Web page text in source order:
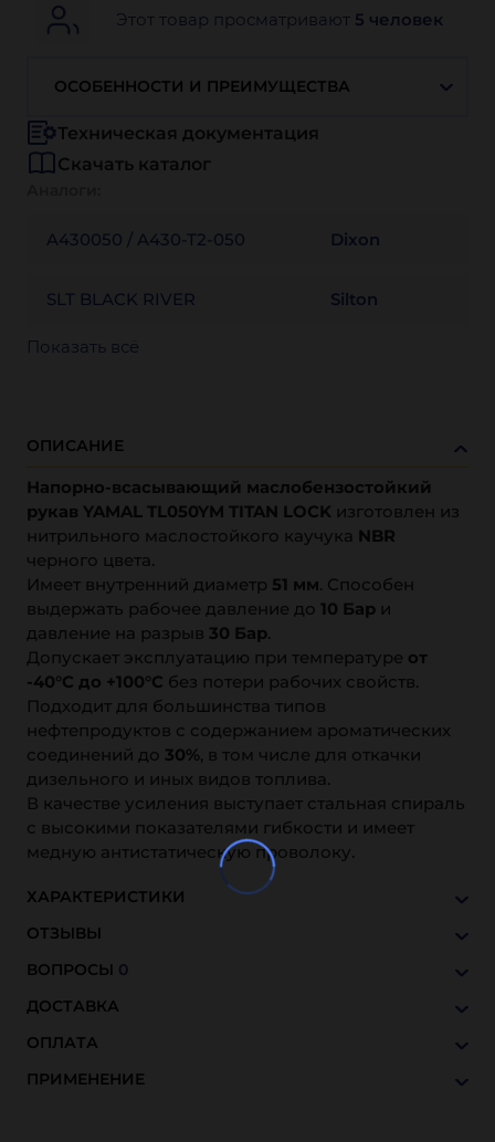
Этот товар просматривают 5 человек
ОСОБЕННОСТИ И ПРЕИМУЩЕСТВА
Техническая документация
Скачать каталог
A430050 / A430-T2-050 Dixon
SLT BLACK RIVER Silton
Показать всё
ОПИСАНИЕ
Напорно-всасывающий маслобензостойкий
рукав YAMAL TL050YM TITAN LOCK изготовлен из
нитрильного маслостойкого каучука NBR
черного цвета.
Имеет внутренний диаметр 51 мм. Способен
выдержать рабочее давление до 10 Бар и
давление на разрыв 30 Бар.
Допускает эксплуатацию при температуре от
-40°С до +100°С без потери рабочих свойств.
Подходит для большинства типов
нефтепродуктов с содержанием ароматических
соединений до 30%, в том числе для откачки
дизельного и иных видов топлива.
В качестве усиления выступает стальная спираль
с высокими показателями гибкости и имеет
медную антистатическую проволоку.
ХАРАКТЕРИСТИКИ
ОТЗЫВЫ
ВОПРОСЫ 0
ДОСТАВКА
ОПЛАТА
ПРИМЕНЕНИЕ